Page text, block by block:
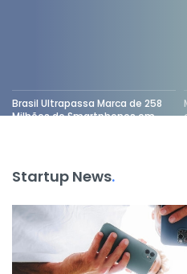
Brasil Ultrapassa Marca de 258
Milhões de Smartphones em
Startup News.